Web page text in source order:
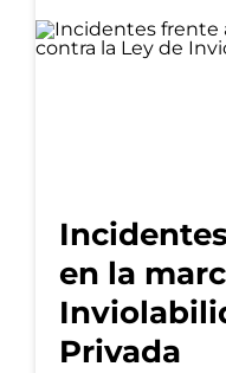
en la
Privada